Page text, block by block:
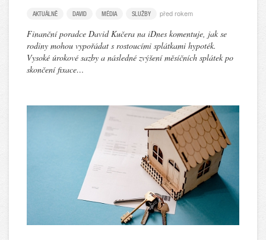
AKTUÁLNĚ DAVID MÉDIA SLUŽBY před rokem
Finanční poradce David Kučera na iDnes komentuje, jak se
rodiny mohou vypořádat s rostoucími splátkami hypoték.
Vysoké úrokové sazby a následné zvýšení měsíčních splátek po
skončení fixace…